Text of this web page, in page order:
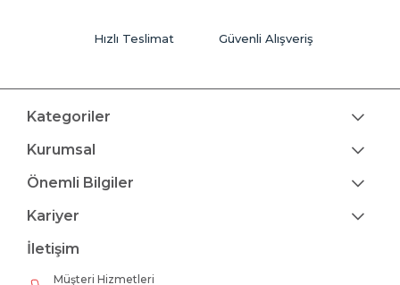
Hızlı Teslimat Güvenli Alışveriş
Kategoriler
Kurumsal
Önemli Bilgiler
Kariyer
İletişim
Müşteri Hizmetleri